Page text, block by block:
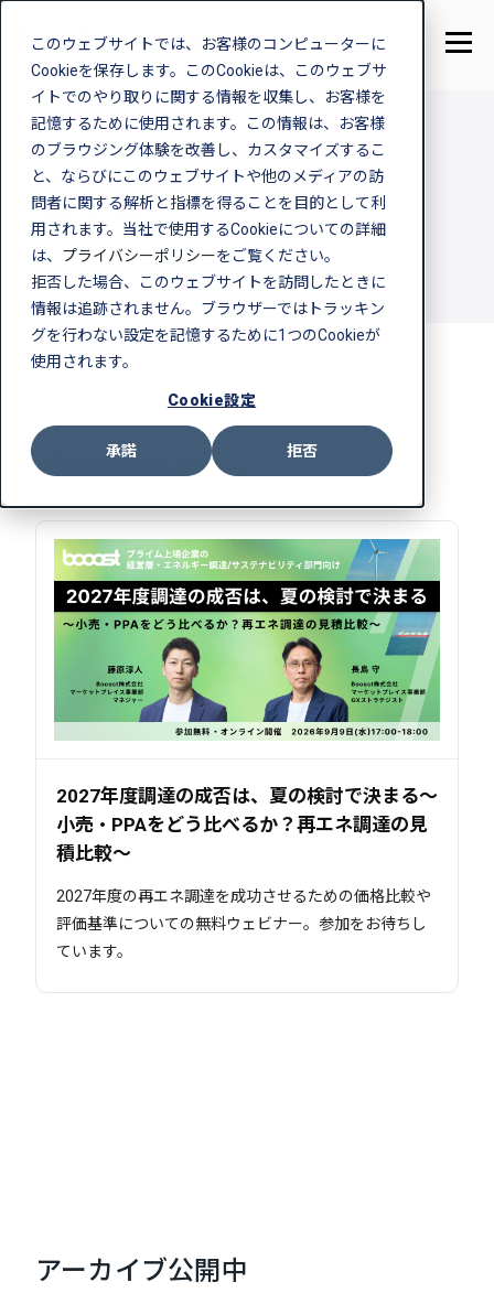
このウェブサイトでは、お客様のコンピューターに
Cookieを保存します。このCookieは、このウェブサ
イトでのやり取りに関する情報を収集し、お客様を
記憶するために使用されます。この情報は、お客様
のブラウジング体験を改善し、カスタマイズするこ
と、ならびにこのウェブサイトや他のメディアの訪
問者に関する解析と指標を得ることを目的として利
用されます。当社で使用するCookieについての詳細
は、 プライバシーポリシーをご覧ください。
拒否した場合、このウェブサイトを訪問したときに
情報は追跡されません。ブラウザーではトラッキン
グを行わない設定を記憶するために1つのCookieが
使用されます。
Cookie設定
承諾 拒否
Seminar
セミナー
受付中のセミナー
2027年度調達の成否は、夏の検討で決まる～
小売・PPAをどう比べるか？再エネ調達の見
積比較～
2027年度の再エネ調達を成功させるための価格比較や
評価基準についての無料ウェビナー。参加をお待ちし
ています。
アーカイブ公開中